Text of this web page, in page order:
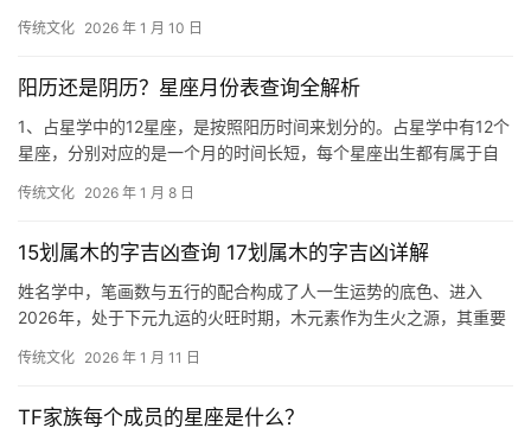
传统文化 2026 年 1 月 10 日
阳历还是阴历？星座月份表查询全解析
1、占星学中的12星座，是按照阳历时间来划分的。占星学中有12个
星座，分别对应的是一个月的时间长短，每个星座出生都有属于自
传统文化 2026 年 1 月 8 日
15划属木的字吉凶查询 17划属木的字吉凶详解
姓名学中，笔画数与五行的配合构成了人一生运势的底色、进入
2026年，处于下元九运的火旺时期，木元素作为生火之源，其重要
传统文化 2026 年 1 月 11 日
TF家族每个成员的星座是什么？